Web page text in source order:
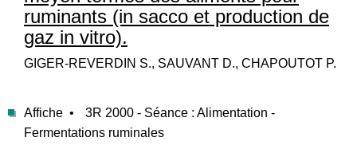
ruminants (in sacco et production de
gaz in vitro).
GIGER-REVERDIN S., SAUVANT D., CHAPOUTOT P.
Affiche •
3R 2000 - Séance : Alimentation -
Fermentations ruminales